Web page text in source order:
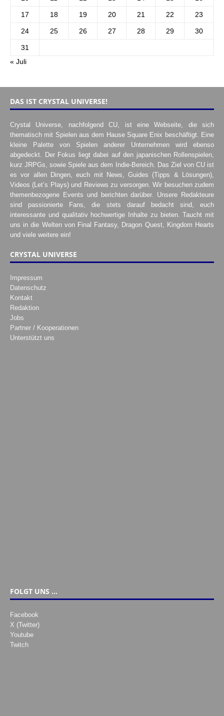
17 18 19 20 21 22 23
24 25 26 27 28 29 30
31
« Juli
DAS IST CRYSTAL UNIVERSE!
Crystal Universe, nachfolgend CU, ist eine Webseite, die sich
thematisch mit Spielen aus dem Hause Square Enix beschäftigt. Eine
kleine Palette von Spielen anderer Unternehmen wird ebenso
abgedeckt. Der Fokus liegt dabei auf den japanischen Rollenspielen,
kurz JRPGs, sowie Spiele aus dem Indie-Bereich. Das Ziel von CU ist
es vor allen Dingen, euch mit News, Guides (Tipps & Lösungen),
Videos (Let’s Plays) und Reviews zu versorgen. Wir besuchen zudem
themenbezogene Events und berichten darüber. Unsere Redakteure
sind passionierte Fans, die stets darauf bedacht sind, euch
interessante und qualitativ hochwertige Inhalte zu bieten. Taucht mit
uns in die Welten von Final Fantasy, Dragon Quest, Kingdom Hearts
und viele weitere ein!
CRYSTAL UNIVERSE
Impressum
Datenschutz
Kontakt
Redaktion
Jobs
Partner / Kooperationen
Unterstützt uns
FOLGT UNS …
Facebook
X (Twitter)
Youtube
Twitch